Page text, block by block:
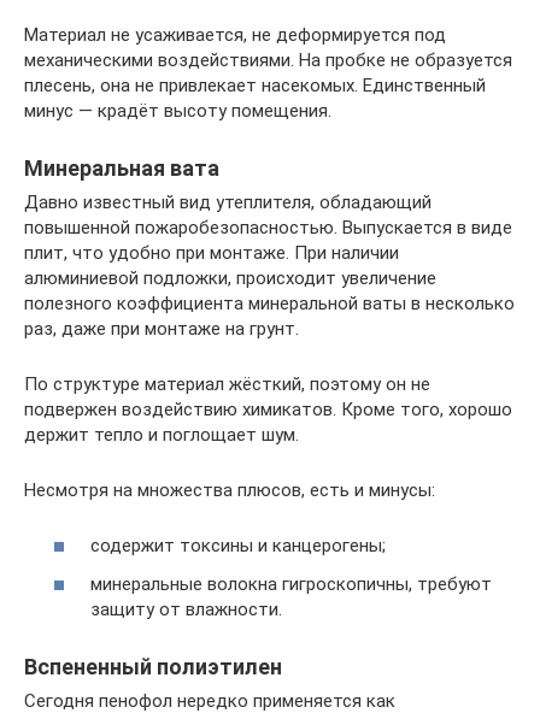
Материал не усаживается, не деформируется под
механическими воздействиями. На пробке не образуется
плесень, она не привлекает насекомых. Единственный
минус — крадёт высоту помещения.
Минеральная вата
Давно известный вид утеплителя, обладающий
повышенной пожаробезопасностью. Выпускается в виде
плит, что удобно при монтаже. При наличии
алюминиевой подложки, происходит увеличение
полезного коэффициента минеральной ваты в несколько
раз, даже при монтаже на грунт.
По структуре материал жёсткий, поэтому он не
подвержен воздействию химикатов. Кроме того, хорошо
держит тепло и поглощает шум.
Несмотря на множества плюсов, есть и минусы:
содержит токсины и канцерогены;
минеральные волокна гигроскопичны, требуют
защиту от влажности.
Вспененный полиэтилен
Сегодня пенофол нередко применяется как